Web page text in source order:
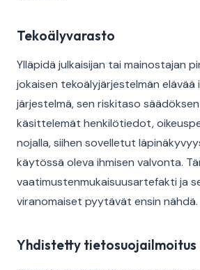
Tekoälyvarasto
Ylläpidä julkaisijan tai mainostajan
jokaisen tekoälyjärjestelmän
järjestelmä, sen riskitaso
käsittelemät henkilötiedot,
nojalla, siihen sovelletut
käytössä oleva ihmisen valvonta.
vaatimustenmukaisuusartefakti ja
viranomaiset pyytävät ensin nähdä.
Yhdistetty tietosuojailmoitus